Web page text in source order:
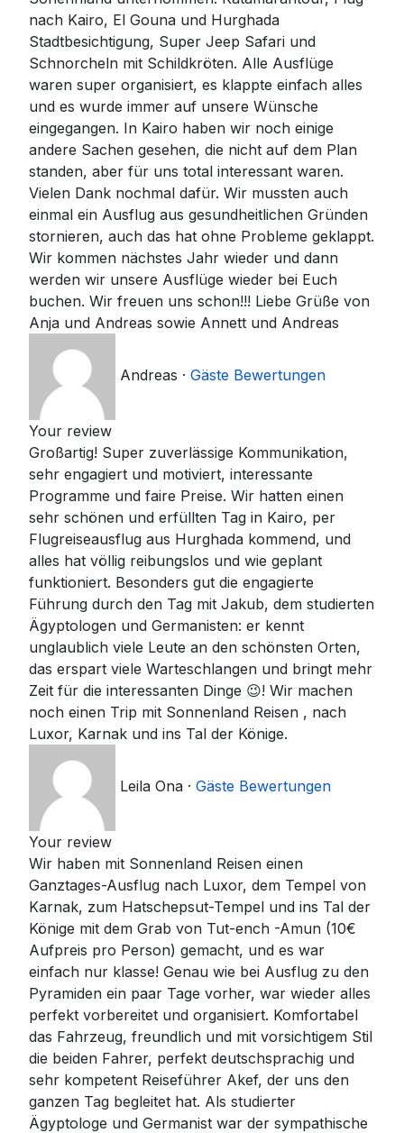
nach Kairo, El Gouna und Hurghada
Stadtbesichtigung, Super Jeep Safari und
Schnorcheln mit Schildkröten. Alle Ausflüge
waren super organisiert, es klappte einfach alles
und es wurde immer auf unsere Wünsche
eingegangen. In Kairo haben wir noch einige
andere Sachen gesehen, die nicht auf dem Plan
standen, aber für uns total interessant waren.
Vielen Dank nochmal dafür. Wir mussten auch
einmal ein Ausflug aus gesundheitlichen Gründen
stornieren, auch das hat ohne Probleme geklappt.
Wir kommen nächstes Jahr wieder und dann
werden wir unsere Ausflüge wieder bei Euch
buchen. Wir freuen uns schon!!! Liebe Grüße von
Anja und Andreas sowie Annett und Andreas
Andreas · Gäste Bewertungen
Your review
Großartig! Super zuverlässige Kommunikation,
sehr engagiert und motiviert, interessante
Programme und faire Preise. Wir hatten einen
sehr schönen und erfüllten Tag in Kairo, per
Flugreiseausflug aus Hurghada kommend, und
alles hat völlig reibungslos und wie geplant
funktioniert. Besonders gut die engagierte
Führung durch den Tag mit Jakub, dem studierten
Ägyptologen und Germanisten: er kennt
unglaublich viele Leute an den schönsten Orten,
das erspart viele Warteschlangen und bringt mehr
Zeit für die interessanten Dinge 😉! Wir machen
noch einen Trip mit Sonnenland Reisen , nach
Luxor, Karnak und ins Tal der Könige.
Leila Ona · Gäste Bewertungen
Your review
Wir haben mit Sonnenland Reisen einen
Ganztages-Ausflug nach Luxor, dem Tempel von
Karnak, zum Hatschepsut-Tempel und ins Tal der
Könige mit dem Grab von Tut-ench -Amun (10€
Aufpreis pro Person) gemacht, und es war
einfach nur klasse! Genau wie bei Ausflug zu den
Pyramiden ein paar Tage vorher, war wieder alles
perfekt vorbereitet und organisiert. Komfortabel
das Fahrzeug, freundlich und mit vorsichtigem Stil
die beiden Fahrer, perfekt deutschsprachig und
sehr kompetent Reiseführer Akef, der uns den
ganzen Tag begleitet hat. Als studierter
Ägyptologe und Germanist war der sympathische